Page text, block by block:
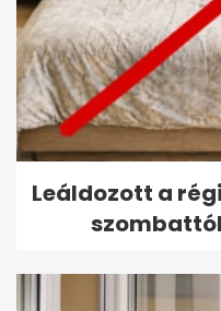
Leáldozott a